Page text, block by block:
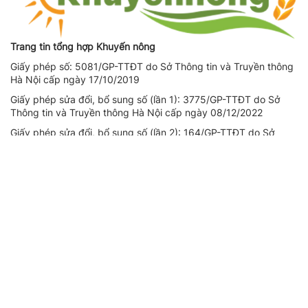
Trang tin tổng hợp Khuyến nông
Giấy phép số: 5081/GP-TTĐT do Sở Thông tin và Truyền thông
Hà Nội cấp ngày 17/10/2019
Giấy phép sửa đổi, bổ sung số (lần 1): 3775/GP-TTĐT do Sở
Thông tin và Truyền thông Hà Nội cấp ngày 08/12/2022
Giấy phép sửa đổi, bổ sung số (lần 2): 164/GP-TTĐT do Sở